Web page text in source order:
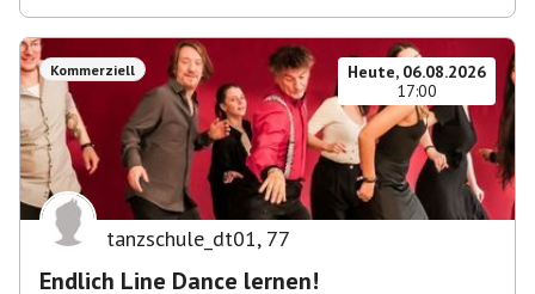
Kommerziell
Heute, 06.08.2026
17:00
tanzschule_dt01, 77
Endlich Line Dance lernen!